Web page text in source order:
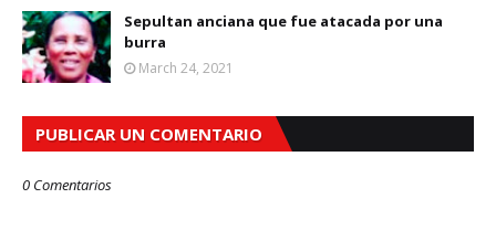
Sepultan anciana que fue atacada por una
burra
March 24, 2021
PUBLICAR UN COMENTARIO
0 Comentarios